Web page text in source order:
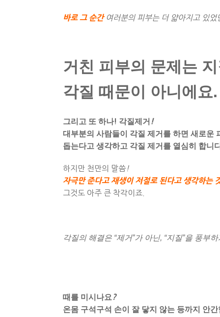
바로 그 순간여러분의 피부는 더 얇아지고 있었
거친 피부의 문제는
각질 때문이 아니에요.
그리고 또 하나! 각질제거 !
대부분의 사람들이 각질 제거를 하면 새로운
돕는다고 생각하고 각질 제거를 열심히 합니
하지만 천만의 말씀 !
자극만 준다고 재생이 저절로 된다고 생각하는
그것도 아주 큰 착각이죠
각질의 해결은 “제거”가 아닌, “지질”을 풍부
때를 미시나요 ?
온몸 구석구석 손이 잘 닿지 않는 등까지 안